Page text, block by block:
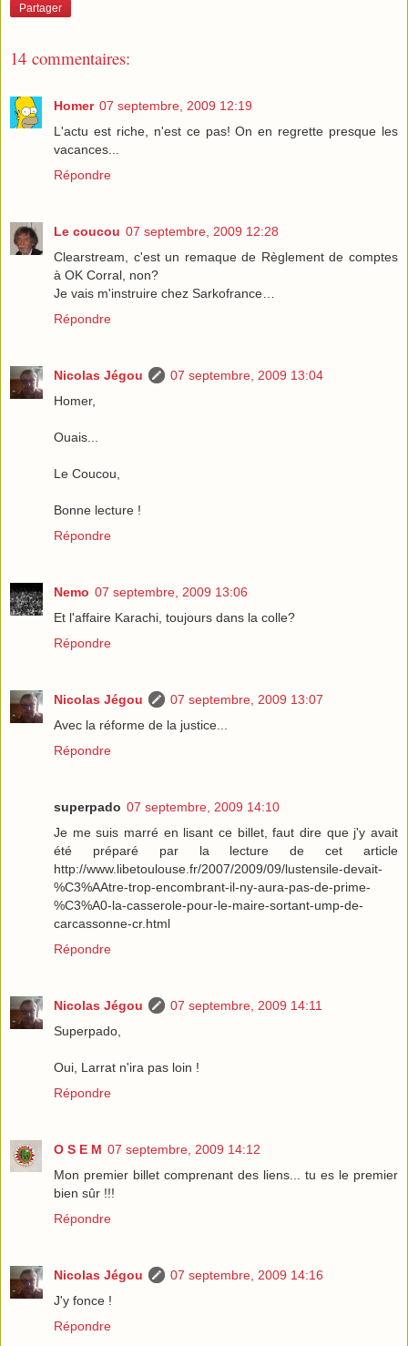
Partager
14 commentaires:
Homer 07 septembre, 2009 12:19
L'actu est riche, n'est ce pas! On en regrette presque les
vacances...
Répondre
Le coucou 07 septembre, 2009 12:28
Clearstream, c'est un remaque de Règlement de comptes
à OK Corral, non?
Je vais m'instruire chez Sarkofrance…
Répondre
Nicolas Jégou
07 septembre, 2009 13:04
Homer,
Ouais...
Le Coucou,
Bonne lecture !
Répondre
Nemo 07 septembre, 2009 13:06
Et l'affaire Karachi, toujours dans la colle?
Répondre
Nicolas Jégou
07 septembre, 2009 13:07
Avec la réforme de la justice...
Répondre
superpado 07 septembre, 2009 14:10
Je me suis marré en lisant ce billet, faut dire que j'y avait
été préparé par la lecture de cet article
http://www.libetoulouse.fr/2007/2009/09/lustensile-devait-
%C3%AAtre-trop-encombrant-il-ny-aura-pas-de-prime-
%C3%A0-la-casserole-pour-le-maire-sortant-ump-de-
carcassonne-cr.html
Répondre
Nicolas Jégou
07 septembre, 2009 14:11
Superpado,
Oui, Larrat n'ira pas loin !
Répondre
O S E M 07 septembre, 2009 14:12
Mon premier billet comprenant des liens... tu es le premier
bien sûr !!!
Répondre
Nicolas Jégou
07 septembre, 2009 14:16
J'y fonce !
Répondre